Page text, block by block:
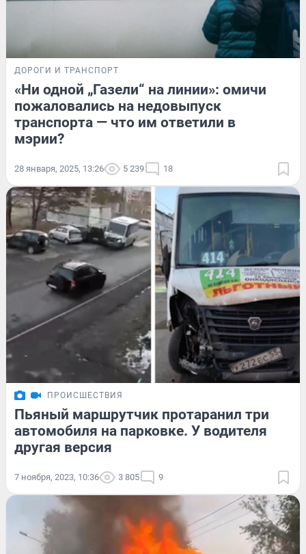
ДОРОГИ И ТРАНСПОРТ
«Ни одной „Газели“ на линии»: омичи
пожаловались на недовыпуск
транспорта — что им ответили в
мэрии?
28 января, 2025, 13:26 5 239 18
ПРОИСШЕСТВИЯ
Пьяный маршрутчик протаранил три
автомобиля на парковке. У водителя
другая версия
7 ноября, 2023, 10:36 3 805 9